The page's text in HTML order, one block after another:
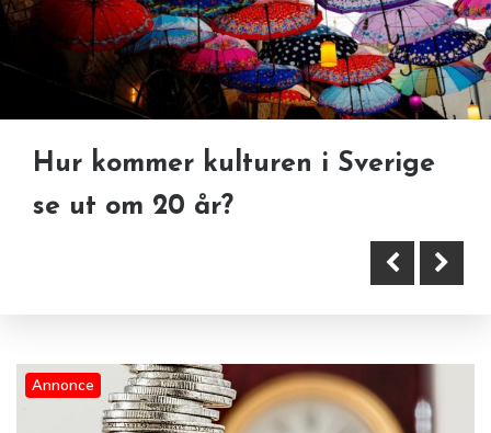
Hur får man bäst ränta på
Hur har tekniken gått framåt
Hur kommer kulturen i Sverige
se ut om 20 år?
Annonce